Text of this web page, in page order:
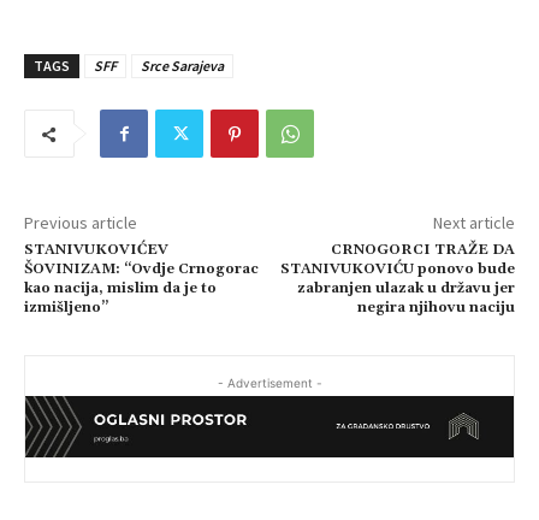
TAGS SFF Srce Sarajeva
Previous article
STANIVUKOVIĆEV
ŠOVINIZAM: “Ovdje Crnogorac
kao nacija, mislim da je to
izmišljeno”
Next article
CRNOGORCI TRAŽE DA
STANIVUKOVIĆU ponovo bude
zabranjen ulazak u državu jer
negira njihovu naciju
- Advertisement -